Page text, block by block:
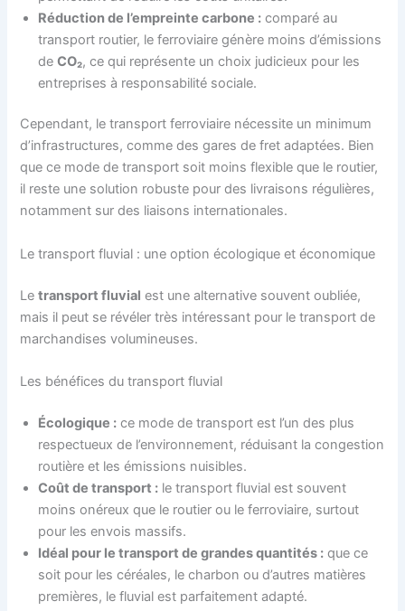
Réduction de l’empreinte carbone : comparé au
transport routier, le ferroviaire génère moins d’émissions
deCO₂, ce qui représente un choix judicieux pour les
entreprises à responsabilité sociale.
Cependant, le transport ferroviaire nécessite un minimum
d’infrastructures, comme des gares de fret adaptées. Bien
que ce mode de transport soit moins flexible que le routier,
il reste une solution robuste pour des livraisons régulières,
notamment sur des liaisons internationales.
Le transport fluvial : une option écologique et économique
Letransport fluvial est une alternative souvent oubliée,
mais il peut se révéler très intéressant pour le transport de
marchandises volumineuses.
Les bénéfices du transport fluvial
Écologique : ce mode de transport est l’un des plus
respectueux de l’environnement, réduisant la congestion
routière et les émissions nuisibles.
Coût de transport : le transport fluvial est souvent
moins onéreux que le routier ou le ferroviaire, surtout
pour les envois massifs.
Idéal pour le transport de grandes quantités : que ce
soit pour les céréales, le charbon ou d’autres matières
premières, le fluvial est parfaitement adapté.